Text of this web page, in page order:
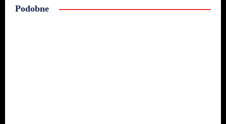
Podobne